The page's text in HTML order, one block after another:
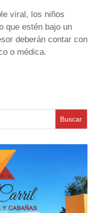
viral, los niños
que estén bajo un
deberán contar con
o médica.
Buscar